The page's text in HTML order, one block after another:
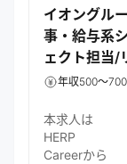
イオングル
事・給与系
ェクト担当/
年収500～
本求人は
HERP
Careerから